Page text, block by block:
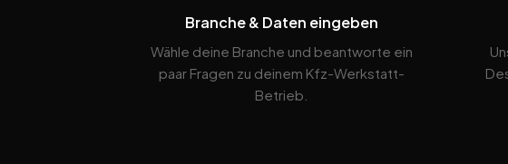
Branche & Daten eingeben
Wähle deine Branche und beantworte ein
paar Fragen zu deinem Kfz-Werkstatt-
Betrieb.